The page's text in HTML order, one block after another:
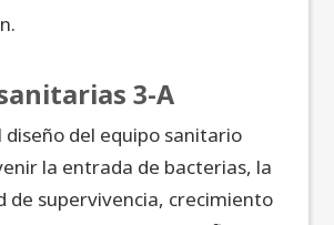
3-A
diseño del equipo sanitario
la entrada de bacterias, la
de supervivencia, crecimiento